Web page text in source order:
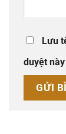
Lưu
duyệt